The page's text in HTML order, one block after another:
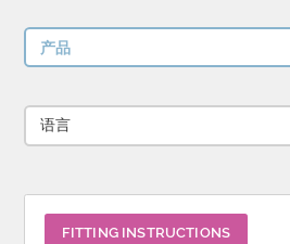
产品
语言
FITTING INSTRUCTIONS